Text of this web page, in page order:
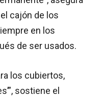
cajón de los
en los
de ser usados.
los cubiertos,
sostiene el